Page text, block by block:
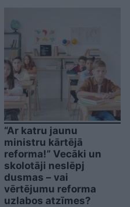
“Ar katru jaunu
ministru kārtējā
reforma!” Vecāki un
skolotāji neslēpj
dusmas – vai
vērtējumu reforma
uzlabos atzīmes?